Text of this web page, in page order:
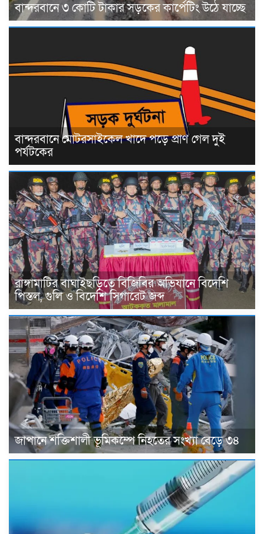
বান্দরবানে ৩ কোটি টাকার সড়কের কার্পেটিং উঠে যাচ্ছে
বান্দরবানে মোটরসাইকেল খাদে পড়ে প্রাণ গেল দুই
পর্যটকের
রাঙ্গামাটির বাঘাইছড়িতে বিজিবির অভিযানে বিদেশি
পিস্তল, গুলি ও বিদেশি সিগারেট জব্দ
জাপানে শক্তিশালী ভূমিকম্পে নিহতের সংখ্যা বেড়ে ৩৪